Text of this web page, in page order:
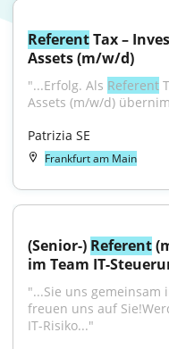
Referent Tax –
Assets (m/w/d)
"...Erfolg. Als Referent
Assets (m/w/d)
Patrizia SE
Frankfurt am Main
(Senior-) Referent
im Team IT-
"...Sie uns gemeinsam
freuen uns auf
IT-Risiko..."